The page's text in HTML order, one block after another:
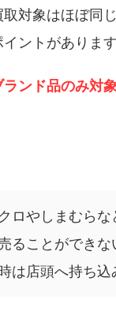
対象はほぼ同
ントがあります
ランド品のみ対象
ロやしまむらな
ることができな
は店頭へ持ち込